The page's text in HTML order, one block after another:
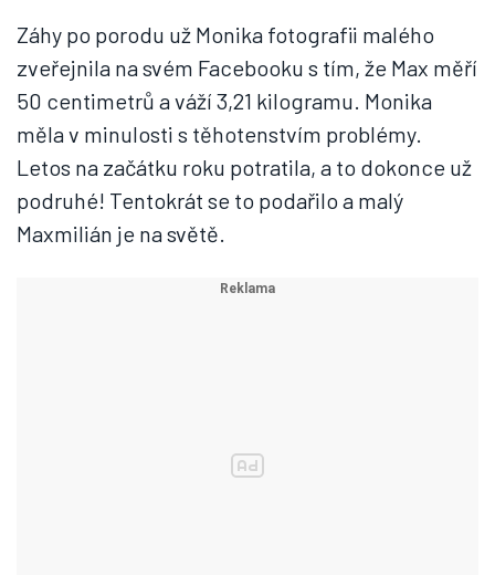
Záhy po porodu už Monika fotografii malého
zveřejnila na svém Facebooku s tím, že Max měří
50 centimetrů a váží 3,21 kilogramu. Monika
měla v minulosti s těhotenstvím problémy.
Letos na začátku roku potratila, a to dokonce už
podruhé! Tentokrát se to podařilo a malý
Maxmilián je na světě.